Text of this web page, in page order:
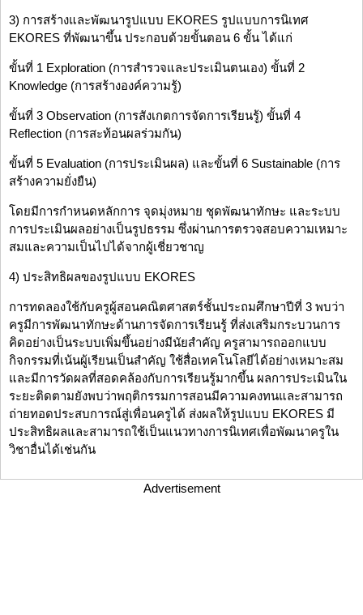
3) การสร้างและพัฒนารูปแบบ EKORES รูปแบบการนิเทศ
EKORES ที่พัฒนาขึ้น ประกอบด้วยขั้นตอน 6 ขั้น ได้แก่
ขั้นที่ 1 Exploration (การสำรวจและประเมินตนเอง) ขั้นที่ 2
Knowledge (การสร้างองค์ความรู้)
ขั้นที่ 3 Observation (การสังเกตการจัดการเรียนรู้) ขั้นที่ 4
Reflection (การสะท้อนผลร่วมกัน)
ขั้นที่ 5 Evaluation (การประเมินผล) และขั้นที่ 6 Sustainable (การ
สร้างความยั่งยืน)
โดยมีการกำหนดหลักการ จุดมุ่งหมาย ชุดพัฒนาทักษะ และระบบ
การประเมินผลอย่างเป็นรูปธรรม ซึ่งผ่านการตรวจสอบความเหมาะ
สมและความเป็นไปได้จากผู้เชี่ยวชาญ
4) ประสิทธิผลของรูปแบบ EKORES
การทดลองใช้กับครูผู้สอนคณิตศาสตร์ชั้นประถมศึกษาปีที่ 3 พบว่า
ครูมีการพัฒนาทักษะด้านการจัดการเรียนรู้ ที่ส่งเสริมกระบวนการ
คิดอย่างเป็นระบบเพิ่มขึ้นอย่างมีนัยสำคัญ ครูสามารถออกแบบ
กิจกรรมที่เน้นผู้เรียนเป็นสำคัญ ใช้สื่อเทคโนโลยีได้อย่างเหมาะสม
และมีการวัดผลที่สอดคล้องกับการเรียนรู้มากขึ้น ผลการประเมินใน
ระยะติดตามยังพบว่าพฤติกรรมการสอนมีความคงทนและสามารถ
ถ่ายทอดประสบการณ์สู่เพื่อนครูได้ ส่งผลให้รูปแบบ EKORES มี
ประสิทธิผลและสามารถใช้เป็นแนวทางการนิเทศเพื่อพัฒนาครูใน
วิชาอื่นได้เช่นกัน
Advertisement